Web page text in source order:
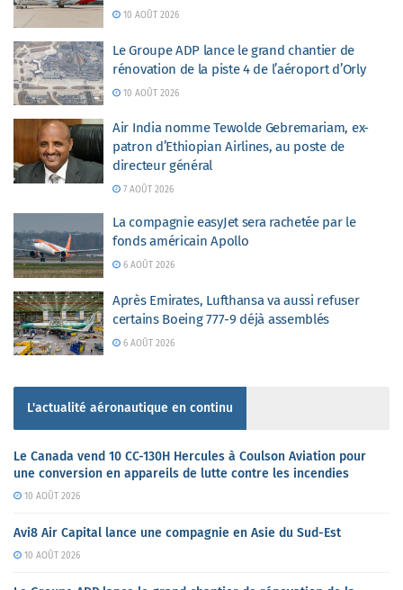
10 AOÛT 2026
Le Groupe ADP lance le grand chantier de
rénovation de la piste 4 de l’aéroport d’Orly
10 AOÛT 2026
Air India nomme Tewolde Gebremariam, ex-
patron d’Ethiopian Airlines, au poste de
directeur général
7 AOÛT 2026
La compagnie easyJet sera rachetée par le
fonds américain Apollo
6 AOÛT 2026
Après Emirates, Lufthansa va aussi refuser
certains Boeing 777-9 déjà assemblés
6 AOÛT 2026
L'actualité aéronautique en continu
Le Canada vend 10 CC-130H Hercules à Coulson Aviation pour
une conversion en appareils de lutte contre les incendies
10 AOÛT 2026
Avi8 Air Capital lance une compagnie en Asie du Sud-Est
10 AOÛT 2026